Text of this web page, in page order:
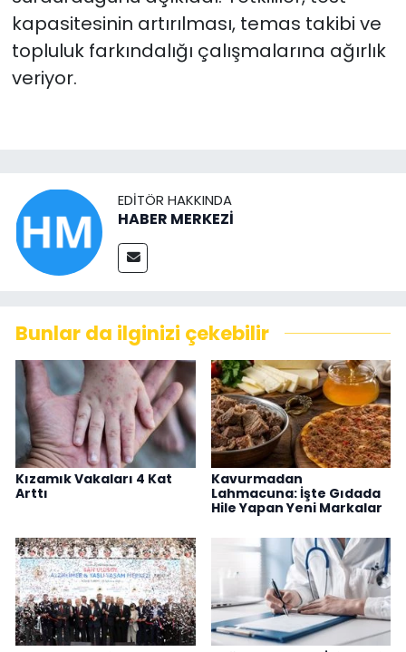
kapasitesinin artırılması, temas takibi ve
topluluk farkındalığı çalışmalarına ağırlık
veriyor.
EDITÖR HAKKINDA
HABER MERKEZİ
Bunlar da ilginizi çekebilir
Kızamık Vakaları 4 Kat
Arttı
Kavurmadan
Lahmacuna: İşte Gıdada
Hile Yapan Yeni Markalar